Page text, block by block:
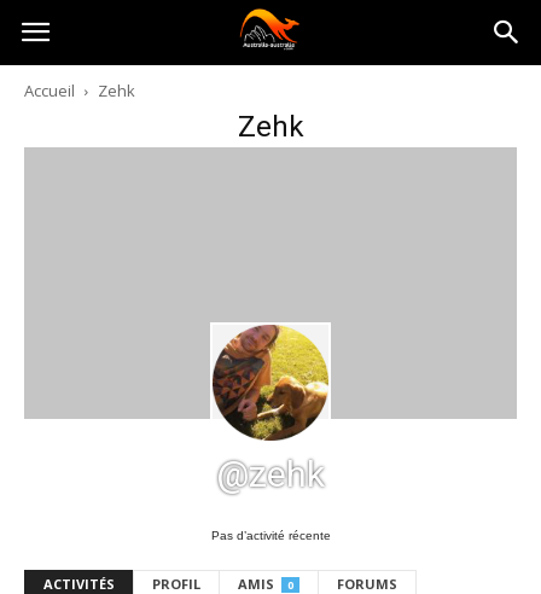
Australia-
australie.com
Accueil Zehk
Zehk
@zehk
Pas d’activité récente
ACTIVITÉS PROFIL AMIS 0 FORUMS